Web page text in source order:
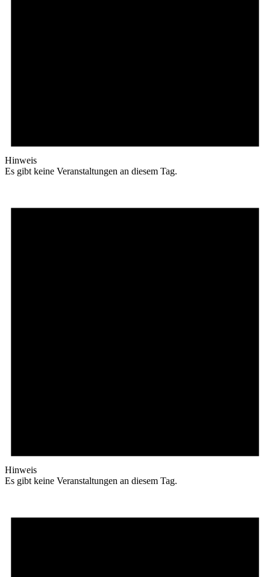
Hinweis
Es gibt keine Veranstaltungen an diesem Tag.
Hinweis
Es gibt keine Veranstaltungen an diesem Tag.